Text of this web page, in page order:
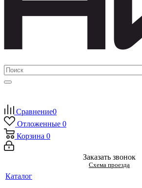
Сравнение0
Отложенные 0
Корзина 0
Заказать звонок
Схема проезда
Каталог